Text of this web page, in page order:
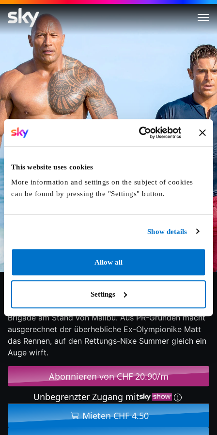
This website uses cookies
More information and settings on the subject of cookies
can be found by pressing the "Settings" button.
Show details
Allow all
Settings
Baywatch
Beach-Legende Lt. Mitch Buchannon rekrutiert
Nachwuchs für seine megacoole Rettungsschwimmer-
Brigade am Stand von Malibu. Aus PR-Gründen macht
ausgerechnet der überhebliche Ex-Olympionike Matt
das Rennen, auf den Rettungs-Nixe Summer gleich ein
Auge wirft.
Abonnieren von CHF 20.90/m
Unbegrenzter Zugang mit
Mieten CHF 4.50